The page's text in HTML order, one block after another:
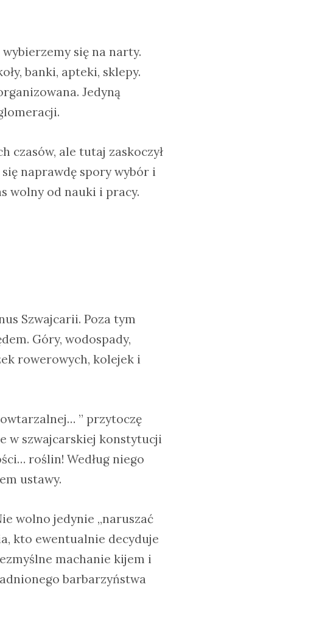
się na narty.
banki, apteki, sklepy.
Jedyną
czasów, ale tutaj zaskoczył
naprawdę spory wybór i
wolny od nauki i pracy.
Szwajcarii. Poza tym
Góry, wodospady,
rowerowych, kolejek i
” przytoczę
w szwajcarskiej konstytucji
roślin! Według niego
ustawy.
wolno jedynie „naruszać
kto ewentualnie decyduje
machanie kijem i
barbarzyństwa